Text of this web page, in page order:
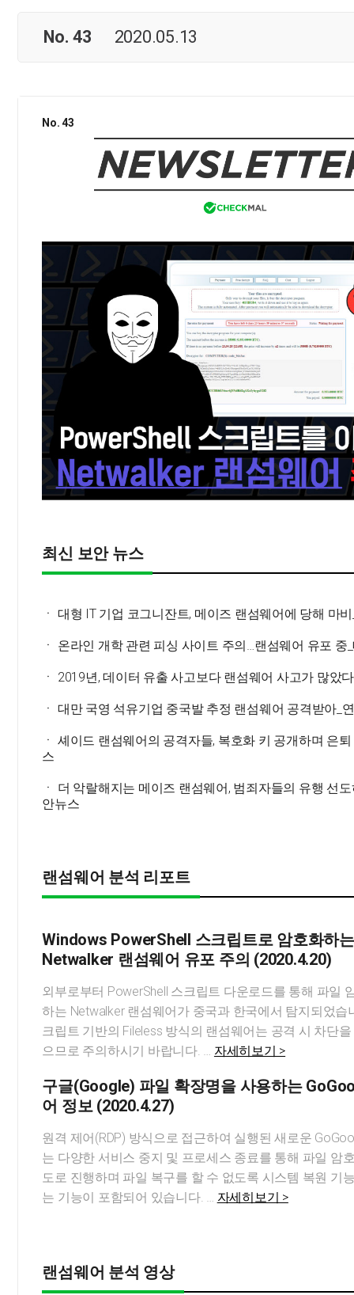
No. 43 2020.05.13
No. 43
최신 보안 뉴스
ㆍ 대형 IT 기업 코그니잔트, 메이즈 랜섬웨어에 당해 마
ㆍ 온라인 개학 관련 피싱 사이트 주의…랜섬웨어 유포 중
ㆍ 2019년, 데이터 유출 사고보다 랜섬웨어 사고가 많았
ㆍ 대만 국영 석유기업 중국발 추정 랜섬웨어 공격받아_
ㆍ 셰이드 랜섬웨어의 공격자들, 복호화 키 공개하며 은
스
ㆍ 더 악랄해지는 메이즈 랜섬웨어, 범죄자들의 유행 선
안뉴스
랜섬웨어 분석 리포트
Windows PowerShell 스크립트로 암호화하는
Netwalker 랜섬웨어 유포 주의 (2020.4.20)
외부로부터 PowerShell 스크립트 다운로드를 통해 파일
하는 Netwalker 랜섬웨어가 중국과 한국에서 탐지되었습
크립트 기반의 Fileless 방식의 랜섬웨어는 공격 시 차단
으므로 주의하시기 바랍니다. … 자세히보기 >
구글(Google) 파일 확장명을 사용하는
어 정보 (2020.4.27)
원격 제어(RDP) 방식으로 접근하여 실행된 새로운
는 다양한 서비스 중지 및 프로세스 종료를 통해 파일 암
도로 진행하며 파일 복구를 할 수 없도록 시스템 복원 기
는 기능이 포함되어 있습니다. … 자세히보기 >
랜섬웨어 분석 영상